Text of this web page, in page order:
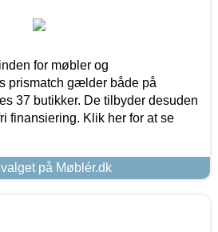
for møbler og
prismatch gælder både på
37 butikker. De tilbyder desuden
finansiering. Klik her for at se
på Møblér.dk